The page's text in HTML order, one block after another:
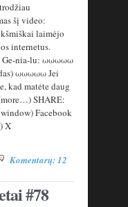
šį video:
laimėjo
internetus.
nia-lu: ωωωωω
ωωωωω Jei
kad matėte daug
SHARE:
Facebook
X
Komentarų: 12
#78